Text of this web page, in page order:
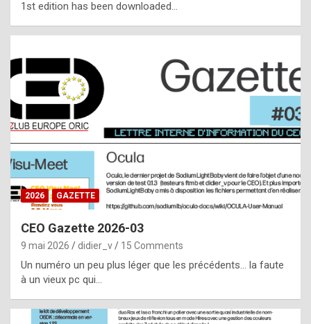
t
t
s
t
a
s
i
e
f
o
1st edition has been downloaded…
2026 GAZETTE
CEO Gazette 2026-03
9 mai 2026 didier_v 15 Comments
Un numéro un peu plus léger que les précédents… la faute
à un vieux pc qui…